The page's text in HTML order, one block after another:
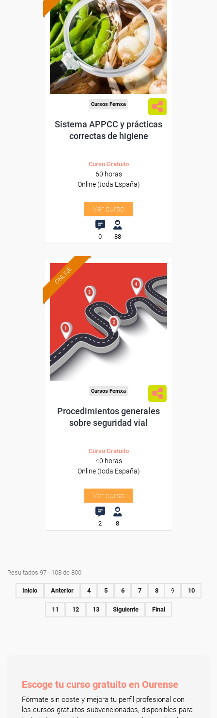
Formación 100%
subvencionada.
Para desempleados,
trabajadores y autónomos.
Sector
-Agricultura y Ganadería.
Cursos Femxa
Sistema APPCC y prácticas
correctas de higiene
Curso Gratuito
60 horas
Online (toda España)
Ver curso
0 88
ONLINE
Formación 100%
subvencionada.
Para desempleados,
trabajadores y autónomos.
Sector
-Transporte y Logística.
Cursos Femxa
Procedimientos generales
sobre seguridad vial
Curso Gratuito
40 horas
Online (toda España)
Ver curso
2 8
Resultados 97 - 108 de 800
Inicio Anterior 4 5 6 7 8 9 10
11 12 13 Siguiente Final
Escoge tu curso gratuito en Ourense
Fórmate sin coste y mejora tu perfil profesional con
los cursos gratuitos subvencionados, disponibles para